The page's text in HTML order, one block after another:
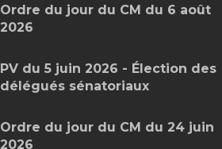
Ordre du jour du CM du 6 août
2026
PV du 5 juin 2026 - Élection des
délégués sénatoriaux
Ordre du jour du CM du 24 juin
2026